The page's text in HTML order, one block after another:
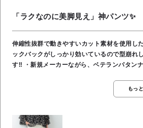
「ラクなのに美脚見え」神パンツ✨
伸縮性抜群で動きやすいカット素材を使用し
ックバックがしっかり効いているので型崩れ
す‼️ ・新規メーカーながら、ベテランパタンナー監修のこだわり設計で、脚のラインを拾い
・ポケット付きで実用性もあり、デイリーか
カラー展開 アイボリー/ブラック ⚪️素材 レ
もっ